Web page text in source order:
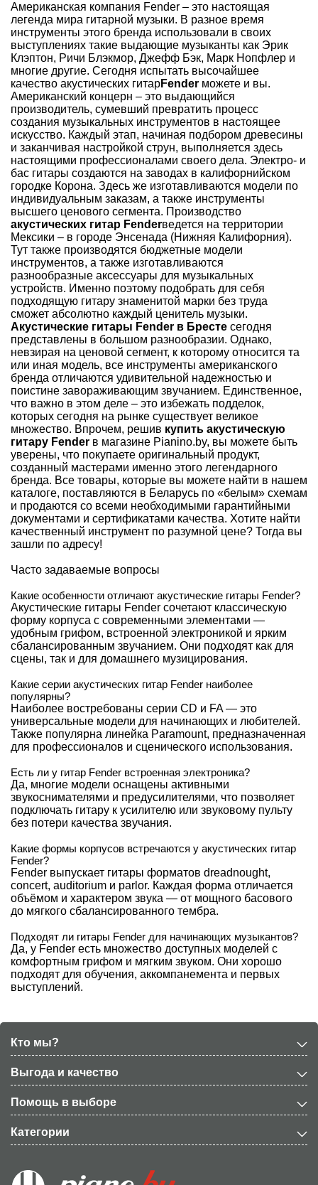
Американская компания Fender – это настоящая
легенда мира гитарной музыки. В разное время
инструменты этого бренда использовали в своих
выступлениях такие выдающие музыканты как Эрик
Клэптон, Ричи Блэкмор, Джефф Бэк, Марк Нопфлер и
многие другие. Сегодня испытать высочайшее
качество акустических гитарFender можете и вы.
Американский концерн – это выдающийся
производитель, сумевший превратить процесс
создания музыкальных инструментов в настоящее
искусство. Каждый этап, начиная подбором древесины
и заканчивая настройкой струн, выполняется здесь
настоящими профессионалами своего дела. Электро- и
бас гитары создаются на заводах в калифорнийском
городке Корона. Здесь же изготавливаются модели по
индивидуальным заказам, а также инструменты
высшего ценового сегмента. Производство
акустических гитар Fenderведется на территории
Мексики – в городе Энсенада (Нижняя Калифорния).
Тут также производятся бюджетные модели
инструментов, а также изготавливаются
разнообразные аксессуары для музыкальных
устройств. Именно поэтому подобрать для себя
подходящую гитару знаменитой марки без труда
сможет абсолютно каждый ценитель музыки.
Акустические гитары Fender в Бресте сегодня
представлены в большом разнообразии. Однако,
невзирая на ценовой сегмент, к которому относится та
или иная модель, все инструменты американского
бренда отличаются удивительной надежностью и
поистине завораживающим звучанием. Единственное,
что важно в этом деле – это избежать подделок,
которых сегодня на рынке существует великое
множество. Впрочем, решив купить акустическую
гитару Fender в магазине Pianino.by, вы можете быть
уверены, что покупаете оригинальный продукт,
созданный мастерами именно этого легендарного
бренда. Все товары, которые вы можете найти в нашем
каталоге, поставляются в Беларусь по «белым» схемам
и продаются со всеми необходимыми гарантийными
документами и сертификатами качества. Хотите найти
качественный инструмент по разумной цене? Тогда вы
зашли по адресу!
Часто задаваемые вопросы
Какие особенности отличают акустические гитары Fender?
Акустические гитары Fender сочетают классическую
форму корпуса с современными элементами —
удобным грифом, встроенной электроникой и ярким
сбалансированным звучанием. Они подходят как для
сцены, так и для домашнего музицирования.
Какие серии акустических гитар Fender наиболее
популярны?
Наиболее востребованы серии CD и FA — это
универсальные модели для начинающих и любителей.
Также популярна линейка Paramount, предназначенная
для профессионалов и сценического использования.
Есть ли у гитар Fender встроенная электроника?
Да, многие модели оснащены активными
звукоснимателями и предусилителями, что позволяет
подключать гитару к усилителю или звуковому пульту
без потери качества звучания.
Какие формы корпусов встречаются у акустических гитар
Fender?
Fender выпускает гитары форматов dreadnought,
concert, auditorium и parlor. Каждая форма отличается
объёмом и характером звука — от мощного басового
до мягкого сбалансированного тембра.
Подходят ли гитары Fender для начинающих музыкантов?
Да, у Fender есть множество доступных моделей с
комфортным грифом и мягким звуком. Они хорошо
подходят для обучения, аккомпанемента и первых
выступлений.
Кто мы?
Выгода и качество
Помощь в выборе
Категории